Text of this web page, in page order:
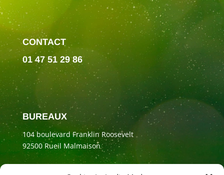
CONTACT
01 47 51 29 86
BUREAUX
104 boulevard Franklin Roosevelt
92500 Rueil Malmaison